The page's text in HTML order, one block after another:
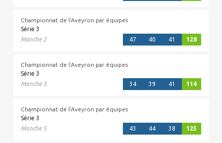
Championnat de l'Aveyron par équipes
Série 3
Manche 2
47 40 41 128
Championnat de l'Aveyron par équipes
Série 3
Manche 3
34 39 41 114
Championnat de l'Aveyron par équipes
Série 3
Manche 5
43 44 38 125